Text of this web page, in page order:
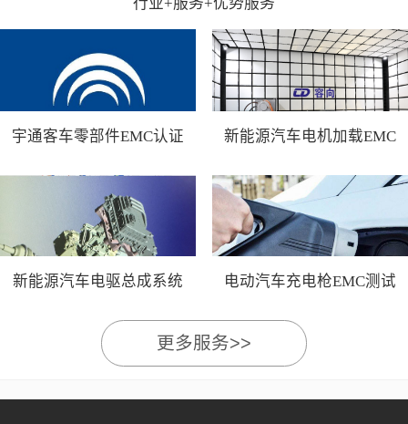
宇通客车零部件EMC认证
新能源汽车电机加载EMC
新能源汽车电驱总成系统
电动汽车充电枪EMC测试
更多服务>>